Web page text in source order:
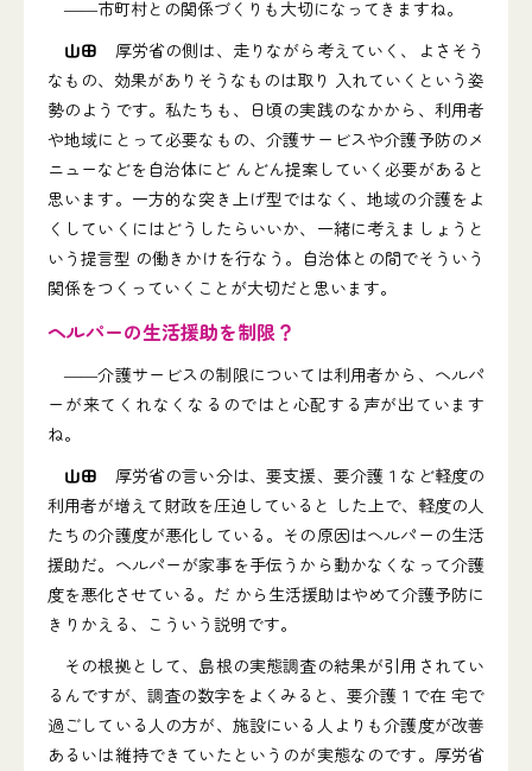
――市町村との関係づくりも大切になってきますね。
山田 厚労省の側は、走りながら考えていく、よさそう
なもの、効果がありそうなものは取り 入れていくという姿
勢のようです。私たちも、日頃の実践のなかから、利用者
や地域にとって必要なもの、介護サービスや介護予防のメ
ニューなどを自治体にど んどん提案していく必要があると
思います。一方的な突き上げ型ではなく、地域の介護をよ
くしていくにはどうしたらいいか、一緒に考えましょうと
いう提言型 の働きかけを行なう。自治体との間でそういう
関係をつくっていくことが大切だと思います。
ヘルパーの生活援助を制限？
――介護サービスの制限については利用者から、ヘルパ
ーが来てくれなくなるのではと心配する声が出ています
ね。
山田 厚労省の言い分は、要支援、要介護１など軽度の
利用者が増えて財政を圧迫していると した上で、軽度の人
たちの介護度が悪化している。その原因はヘルパーの生活
援助だ。ヘルパーが家事を手伝うから動かなくなって介護
度を悪化させている。だ から生活援助はやめて介護予防に
きりかえる、こういう説明です。
その根拠として、島根の実態調査の結果が引用されてい
るんですが、調査の数字をよくみると、要介護１で在 宅で
過ごしている人の方が、施設にいる人よりも介護度が改善
あるいは維持できていたというのが実態なのです。厚労省